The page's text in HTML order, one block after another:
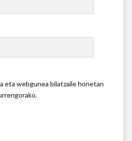
eta webgunea bilatzaile honetan